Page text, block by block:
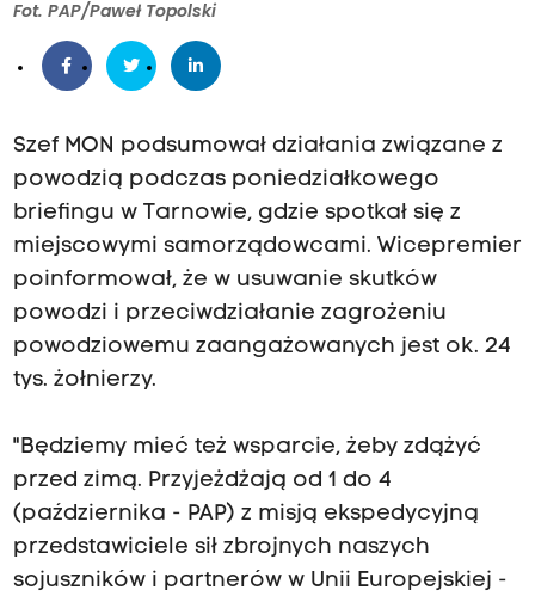
Fot. PAP/Paweł Topolski
Szef MON podsumował działania związane z
powodzią podczas poniedziałkowego
briefingu w Tarnowie, gdzie spotkał się z
miejscowymi samorządowcami. Wicepremier
poinformował, że w usuwanie skutków
powodzi i przeciwdziałanie zagrożeniu
powodziowemu zaangażowanych jest ok. 24
tys. żołnierzy.
"Będziemy mieć też wsparcie, żeby zdążyć
przed zimą. Przyjeżdżają od 1 do 4
(października - PAP) z misją ekspedycyjną
przedstawiciele sił zbrojnych naszych
sojuszników i partnerów w Unii Europejskiej -